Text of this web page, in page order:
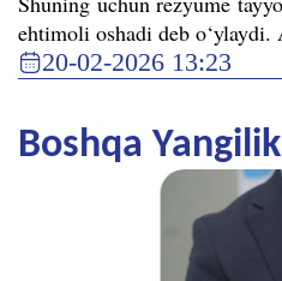
ehtimoli oshadi deb o‘ylaydi.
20-02-2026 13:23
Boshqa